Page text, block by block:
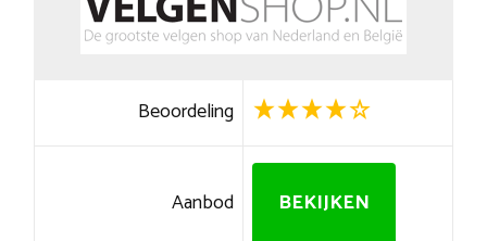
Beoordeling
Aanbod BEKIJKEN